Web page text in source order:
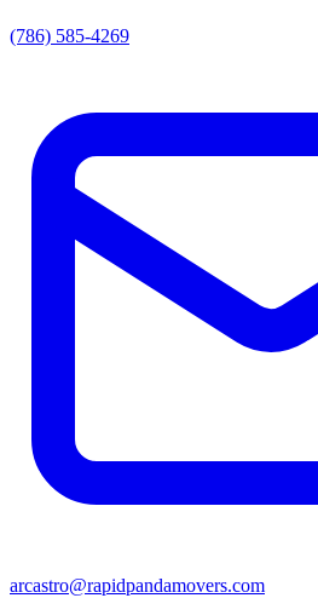
(786) 585-4269
arcastro@rapidpandamovers.com